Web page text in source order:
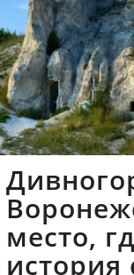
место,
история